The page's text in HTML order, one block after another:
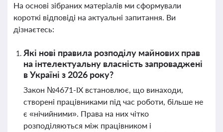
На основі зібраних матеріалів ми сформували
короткі відповіді на актуальні запитання. Ви
дізнаєтесь:
Які нові правила розподілу майнових прав
на інтелектуальну власність запроваджені
в Україні з 2026 року?
Закон №4671-IX встановлює, що винаходи,
створені працівниками під час роботи, більше не
є «нічийними». Права на них чітко
розподіляються між працівником і